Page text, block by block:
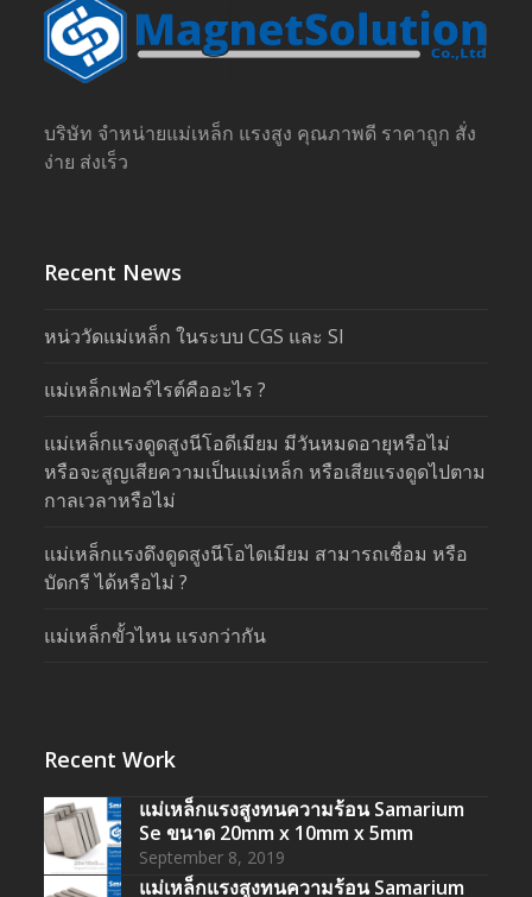
บริษัท จำหน่ายแม่เหล็ก แรงสูง คุณภาพดี ราคาถูก สั่ง
ง่าย ส่งเร็ว
Recent News
หน่ววัดแม่เหล็ก ในระบบ CGS และ SI
แม่เหล็กเฟอร์ไรต์คืออะไร ?
แม่เหล็กแรงดูดสูงนีโอดีเมียม มีวันหมดอายุหรือไม่
หรือจะสูญเสียความเป็นแม่เหล็ก หรือเสียแรงดูดไปตาม
กาลเวลาหรือไม่
แม่เหล็กแรงดึงดูดสูงนีโอไดเมียม สามารถเชื่อม หรือ
บัดกรี ได้หรือไม่ ?
แม่เหล็กขั้วไหน แรงกว่ากัน
Recent Work
แม่เหล็กแรงสูงทนความร้อน Samarium
Se ขนาด 20mm x 10mm x 5mm
September 8, 2019
แม่เหล็กแรงสูงทนความร้อน Samarium